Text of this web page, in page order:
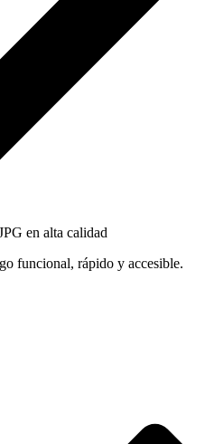
en alta calidad
funcional, rápido y accesible.